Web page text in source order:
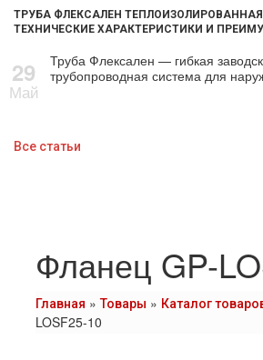
ТРУБА ФЛЕКСАЛЕН
ТЕХНИЧЕСКИЕ ХАРАКТЕРИСТИКИ И
29
Май
Труба Флексален — гибкая
трубопроводная система для
Все статьи
Фланец GP-
Главная »Товары » Каталог
LOSF25-10